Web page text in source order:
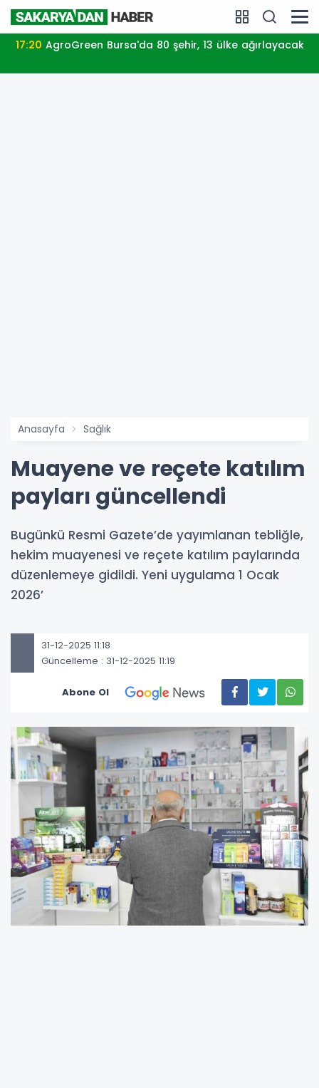
17:20 AgroGreen Bursa'da 80 şehir, 13 ülke ağırlayacak
Anasayfa Sağlık
Muayene ve reçete katılım
payları güncellendi
Bugünkü Resmi Gazete’de yayımlanan tebliğle,
hekim muayenesi ve reçete katılım paylarında
düzenlemeye gidildi. Yeni uygulama 1 Ocak
2026’
31-12-2025 11:18
Güncelleme : 31-12-2025 11:19
Abone Ol